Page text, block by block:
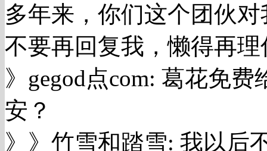
多年来，你们这个团伙
不要再回复我，懒得再
》gegod点com: 葛花免
安？
》》竹雪和踏雪: 我以后